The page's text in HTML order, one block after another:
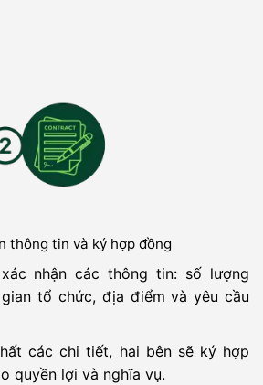
thông tin và ký hợp đồng
nhận các thông tin: số lượng
tổ chức, địa điểm và yêu cầu
các chi tiết, hai bên sẽ ký hợp
quyền lợi và nghĩa vụ.